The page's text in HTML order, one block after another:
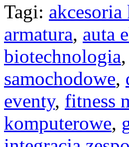
Tagi: akcesoria
armatura, auta
biotechnologia,
samochodowe,
eventy, fitness
komputerowe,